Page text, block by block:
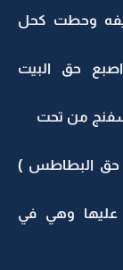
وحطت كحل
حق البيت
من تحت
حق البطاطس )
عليها وهي في